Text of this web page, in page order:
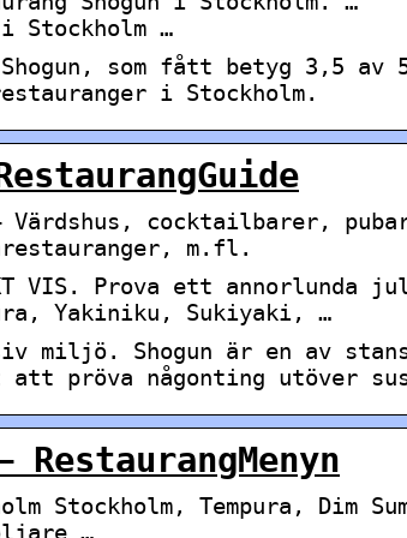
Stockholm …
Shogun, som fått betyg 3,5 av
i Stockholm.
– Värdshus, cocktailbarer,
m.fl.
VIS. Prova ett annorlunda
Yakiniku, Sukiyaki, …
miljö. Shogun är en av
pröva någonting utöver
Stockholm, Tempura, Dim
…